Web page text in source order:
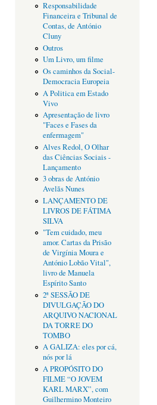
Responsabilidade
Financeira e Tribunal de
Contas, de António
Cluny
Outros
Um Livro, um filme
Os caminhos da Social-
Democracia Europeia
A Politica em Estado
Vivo
Apresentação de livro
"Faces e Fases da
enfermagem"
Alves Redol, O Olhar
das Ciências Sociais -
Lançamento
3 obras de António
Avelãs Nunes
LANÇAMENTO DE
LIVROS DE FÁTIMA
SILVA
"Tem cuidado, meu
amor. Cartas da Prisão
de Virgínia Moura e
António Lobão Vital",
livro de Manuela
Espírito Santo
2ª SESSÃO DE
DIVULGAÇÃO DO
ARQUIVO NACIONAL
DA TORRE DO
TOMBO
A GALIZA: eles por cá,
nós por lá
A PROPÓSITO DO
FILME “O JOVEM
KARL MARX”, com
Guilhermino Monteiro